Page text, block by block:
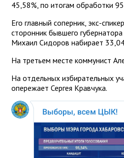
45,58%, по итогам обработки
Его главный соперник, экс-
сторонник бывшего губернатора
Михаил Сидоров набирает
На третьем месте коммунист
На отдельных избирательных
опережает Сергея Кравчука.